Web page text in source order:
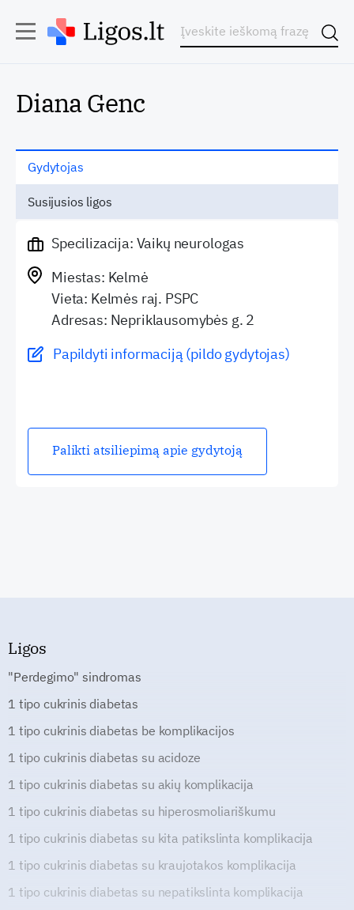
Diana Genc
Gydytojas
Susijusios ligos
Specilizacija: Vaikų neurologas
Miestas: Kelmė
Vieta: Kelmės raj. PSPC
Adresas: Nepriklausomybės g. 2
Papildyti informaciją (pildo gydytojas)
Palikti atsiliepimą apie gydytoją
Ligos
"Perdegimo" sindromas
1 tipo cukrinis diabetas
1 tipo cukrinis diabetas be komplikacijos
1 tipo cukrinis diabetas su acidoze
1 tipo cukrinis diabetas su akių komplikacija
1 tipo cukrinis diabetas su hiperosmoliariškumu
1 tipo cukrinis diabetas su kita patikslinta komplikacija
1 tipo cukrinis diabetas su kraujotakos komplikacija
1 tipo cukrinis diabetas su nepatikslinta komplikacija